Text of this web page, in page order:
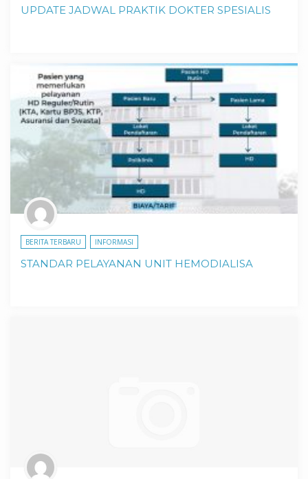
UPDATE JADWAL PRAKTIK DOKTER SPESIALIS
BERITA TERBARU INFORMASI
STANDAR PELAYANAN UNIT HEMODIALISA